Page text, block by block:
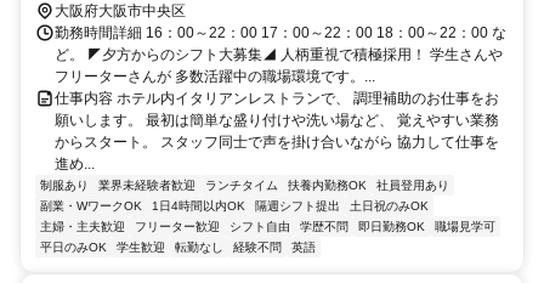
テルダイニングで静かで落ち着けるレストランです！
大阪府大阪市中央区
勤務時間詳細 16：00～22：00 17：00～22：00 18：00～22：00 な
ど。 ◤夕方からのシフト大募集◢ 人柄重視で積極採用！ 学生さんや
フリーターさんが 多数活躍中の職場環境です。...
仕事内容 ホテル内イタリアンレストランで、 調理補助のお仕事をお
願いします。 最初は簡単な盛り付けや洗い場など、 覚えやすい業務
からスタート。 スタッフ同士で声を掛け合いながら 協力して仕事を
進め...
制服あり 業界未経験者歓迎 ランチタイム 扶養内勤務OK
社員登用あり
副業・WワークOK
1日4時間以内OK 隔週シフト提出
土日祝のみOK
主婦・主夫歓迎
フリーター歓迎 シフト自由 学歴不問 即日勤務OK
職場見学可
平日のみOK
学生歓迎 転勤なし 経験不問 英語